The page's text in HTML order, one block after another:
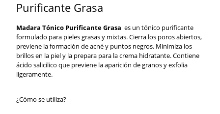
Purificante Grasa
Madara Tónico Purificante Grasa es un tónico purificante
formulado para pieles grasas y mixtas. Cierra los poros abiertos,
previene la formación de acné y puntos negros. Minimiza los
brillos en la piel y la prepara para la crema hidratante. Contiene
ácido salicilico que previene la aparición de granos y exfolia
ligeramente.
¿Cómo se utiliza?